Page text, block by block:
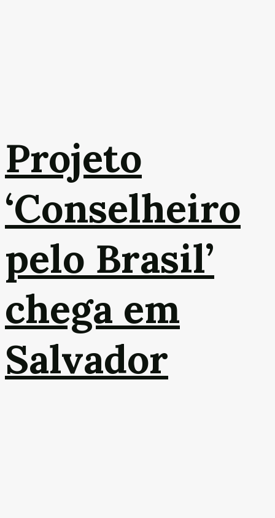
Projeto
‘Conselheiro
pelo Brasil’
chega em
Salvador